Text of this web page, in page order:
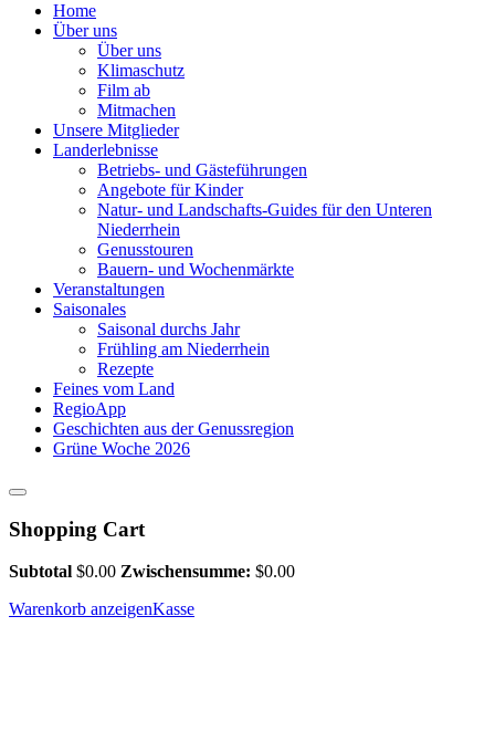
Home
Über uns
Über uns
Klimaschutz
Film ab
Mitmachen
Unsere Mitglieder
Landerlebnisse
Betriebs- und Gästeführungen
Angebote für Kinder
Natur- und Landschafts-Guides für den Unteren
Niederrhein
Genusstouren
Bauern- und Wochenmärkte
Veranstaltungen
Saisonales
Saisonal durchs Jahr
Frühling am Niederrhein
Rezepte
Feines vom Land
RegioApp
Geschichten aus der Genussregion
Grüne Woche 2026
Shopping Cart
Subtotal $0.00 Zwischensumme: $0.00
Warenkorb anzeigenKasse